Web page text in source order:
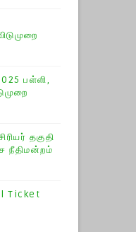
பள்ளி,
தகுதி
நீதிமன்றம்
Ticket